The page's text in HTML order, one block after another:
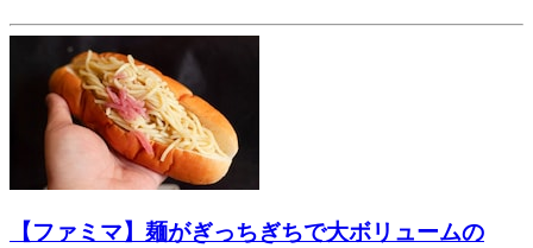
【ファミマ】麺がぎっちぎちで大ボリュームの